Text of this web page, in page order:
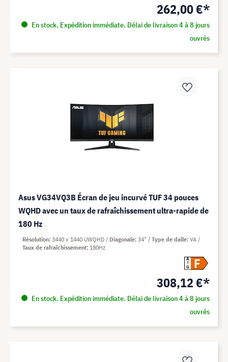
262,00 €*
En stock. Expédition immédiate. Délai de livraison 4 à 8 jours
ouvrés
Asus VG34VQ3B Écran de jeu incurvé TUF 34 pouces
WQHD avec un taux de rafraîchissement ultra-rapide de
180 Hz
A
G
F
308,12 €*
En stock. Expédition immédiate. Délai de livraison 4 à 8 jours
ouvrés
Résolution 3440 x 1440 UWQHD Diagonale 34" Type de dalle VA
Taux de rafraîchissement 180Hz